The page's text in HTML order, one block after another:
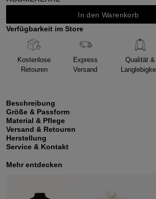
In den Warenkorb
Verfügbarkeit im Store
Kostenlose
Retouren
Express
Versand
Qualität &
Beschreibung
Größe & Passform
Material & Pflege
Versand & Retouren
Herstellung
Service & Kontakt
Mehr entdecken